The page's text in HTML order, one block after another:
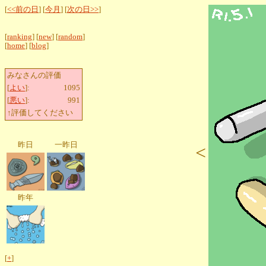
[<<前の日 ] [今月 ] [次の日>>]
[ranking] [new] [random]
[home] [blog]
みなさんの評価
[よい]:
1095
[悪い]:
991
↑評価してください
昨日 一昨日
昨年
[+]
<